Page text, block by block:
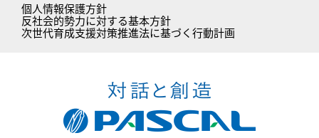
個人情報保護方針
反社会的勢力に対する基本方針
次世代育成支援対策推進法に基づく行動計画